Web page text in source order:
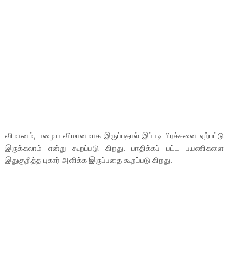
விமானம், பழைய விமானமாக இருப்பதால் இப்படி பிரச்சனை ஏற்பட்டு
இருக்கலாம் என்று கூறப்படு கிறது. பாதிக்கப் பட்ட பயணிகளை
இதுகுறித்த புகார் அளிக்க இருப்பதை கூறப்படு கிறது.